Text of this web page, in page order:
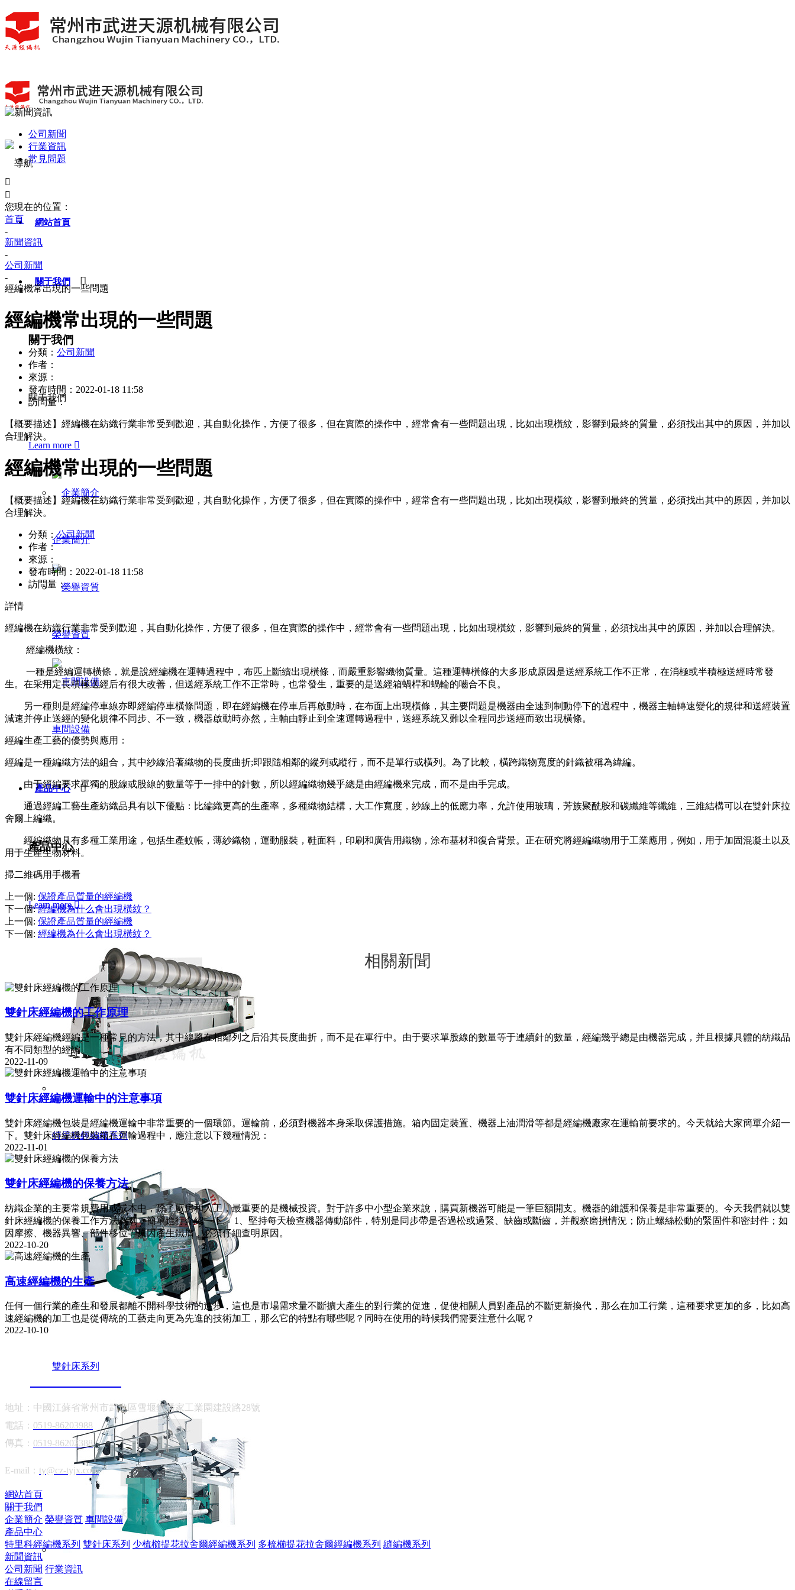
網站首頁
關于我們 
關于我們
關于我們
Learn more 
企業簡介
榮譽資質
車間設備
產品中心 
產品中心
Learn more 
特里科經編機系列
雙針床系列
公司新聞
行業資訊
常見問題


您現在的位置：
首頁
-
新聞資訊
-
公司新聞
-
經編機常出現的一些問題
經編機常出現的一些問題
分類： 公司新聞
作者：
來源：
發布時間： 2022-01-18 11:58
訪問量：
【概要描述】 經編機在紡織行業非常受到歡迎，其自動化操作，方便了很多，但在實際的操作中，經常會有一些問題出現，比如出現橫紋，影響到最終的質量，必須找出其中的原因，并加以
合理解決。
經編機常出現的一些問題
【概要描述】 經編機在紡織行業非常受到歡迎，其自動化操作，方便了很多，但在實際的操作中，經常會有一些問題出現，比如出現橫紋，影響到最終的質量，必須找出其中的原因，并加以
合理解決。
分類：公司新聞
作者：
來源：
發布時間： 2022-01-18 11:58
訪問量：
詳情
經編機在紡織行業非常受到歡迎，其自動化操作，方便了很多，但在實際的操作中，經常會有一些問題出現，比如出現橫紋，影響到最終的質量，必須找出其中的原因，并加以合理解決。
經編機橫紋：
一種是經編運轉橫條，就是說經編機在運轉過程中，布匹上斷續出現橫條，而嚴重影響織物質量。這種運轉橫條的大多形成原因是送經系統工作不正常，在消極或半積極送經時常發
生。在采用定長積極送經后有很大改善，但送經系統工作不正常時，也常發生，重要的是送經箱蝸桿和蝸輪的嚙合不良。
另一種則是經編停車線亦即經編停車橫條問題，即在經編機在停車后再啟動時，在布面上出現橫條，其主要問題是機器由全速到制動停下的過程中，機器主軸轉速變化的規律和送經裝置
減速并停止送經的變化規律不同步、不一致，機器啟動時亦然，主軸由靜止到全速運轉過程中，送經系統又難以全程同步送經而致出現橫條。
經編生產工藝的優勢與應用：
經編是一種編織方法的組合，其中紗線沿著織物的長度曲折;即跟隨相鄰的縱列或縱行，而不是單行或橫列。為了比較，橫跨織物寬度的針織被稱為緯編。
由于經編要求單獨的股線或股線的數量等于一排中的針數，所以經編織物幾乎總是由經編機來完成，而不是由手完成。
通過經編工藝生產紡織品具有以下優點：比編織更高的生產率，多種織物結構，大工作寬度，紗線上的低應力率，允許使用玻璃，芳族聚酰胺和碳纖維等纖維，三維結構可以在雙針床拉
舍爾上編織。
經編織物具有多種工業用途，包括生產蚊帳，薄紗織物，運動服裝，鞋面料，印刷和廣告用織物，涂布基材和復合背景。正在研究將經編織物用于工業應用，例如，用于加固混凝土以及
用于生產生物材料。
掃二維碼用手機看
上一個: 保證產品質量的經編機
下一個: 經編機為什么會出現橫紋？
上一個: 保證產品質量的經編機
下一個: 經編機為什么會出現橫紋？
相關新聞
雙針床經編機的工作原理
雙針床經編機經編是一種常見的方法，其中線將在相鄰列之后沿其長度曲折，而不是在單行中。由于要求單股線的數量等于連續針的數量，經編幾乎總是由機器完成，并且根據具體的紡織品
有不同類型的經編。
2022-11-09
雙針床經編機運輸中的注意事項
雙針床經編機包裝是經編機運輸中非常重要的一個環節。運輸前，必須對機器本身采取保護措施。箱內固定裝置、機器上油潤滑等都是經編機廠家在運輸前要求的。今天就給大家簡單介紹一
下。雙針床經編機包裝箱在運輸過程中，應注意以下幾種情況：
2022-11-01
雙針床經編機的保養方法
紡織企業的主要常規費用或成本中，除了廠房和人工，最重要的是機械投資。對于許多中小型企業來說，購買新機器可能是一筆巨額開支。機器的維護和保養是非常重要的。今天我們就以雙
針床經編機的保養工作方法為例，簡單進行介紹一下。 1、堅持每天檢查機器傳動部件，特別是同步帶是否過松或過緊、缺齒或斷齒，并觀察磨損情況；防止螺絲松動的緊固件和密封件；如
因摩擦、機器異響、部件移位等原因產生鐵屑，必須仔細查明原因。
2022-10-20
高速經編機的生產
任何一個行業的產生和發展都離不開科學技術的進步，這也是市場需求量不斷擴大產生的對行業的促進，促使相關人員對產品的不斷更新換代，那么在加工行業，這種要求更加的多，比如高
速經編機的加工也是從傳統的工藝走向更為先進的技術加工，那么它的特點有哪些呢？同時在使用的時候我們需要注意什么呢？
2022-10-10
地址：中國江蘇省常州市武進區雪堰鎮潘家工業園建設路28號
電話： 0519-86203988
傳真： 0519-86202388
E-mail： ty@cz-tyjx.com
網站首頁
關于我們
企業簡介 榮譽資質 車間設備
產品中心
特里科經編機系列 雙針床系列 少梳櫛提花拉舍爾經編機系列 多梳櫛提花拉舍爾經編機系列 縫編機系列
新聞資訊
公司新聞 行業資訊
在線留言